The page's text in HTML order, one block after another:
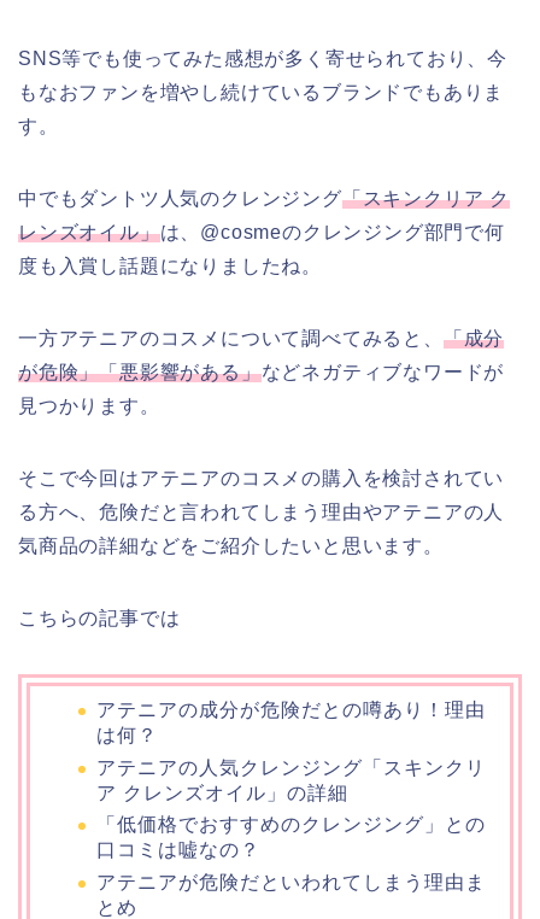
SNS等でも使ってみた感想が多く寄せられており、今
もなおファンを増やし続けているブランドでもありま
す。
中でもダントツ人気のクレンジング「スキンクリア ク
レンズオイル」は、@cosmeのクレンジング部門で何
度も入賞し話題になりましたね。
一方アテニアのコスメについて調べてみると、 「成分
が危険」「悪影響がある」などネガティブなワードが
見つかります。
そこで今回はアテニアのコスメの購入を検討されてい
る方へ、危険だと言われてしまう理由やアテニアの人
気商品の詳細などをご紹介したいと思います。
こちらの記事では
アテニアの成分が危険だとの噂あり！理由
は何？
アテニアの人気クレンジング「スキンクリ
ア クレンズオイル」の詳細
「低価格でおすすめのクレンジング」との
口コミは嘘なの？
アテニアが危険だといわれてしまう理由ま
とめ